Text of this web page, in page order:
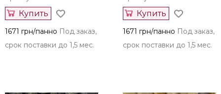
Купить
1671 грн/панно Под заказ,
срок поставки до 1,5 мес.
Купить
1671 грн/панно Под заказ,
срок поставки до 1,5 мес.